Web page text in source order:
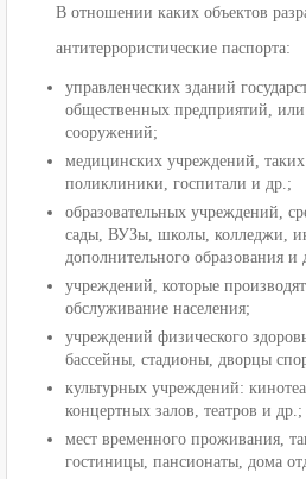
В отношении каких объектов
антитеррористические паспорта:
управленческих зданий
общественных предприятий,
сооружений;
медицинских учреждений,
поликлиники, госпитали и др.;
образовательных учреждений,
сады, ВУЗы, школы, колледжи,
дополнительного образования и
учреждений, которые
обслуживание населения;
учреждений физического
бассейны, стадионы, дворцы
культурных учреждений:
концертных залов, театров и др.;
мест временного проживания,
гостиницы, пансионаты, дома